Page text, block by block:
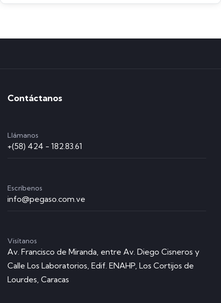
Contáctanos
Llámanos
+(58) 424 - 182.83.61
Escríbenos
info@pegaso.com.ve
Visítanos
Av. Francisco de Miranda, entre Av. Diego Cisneros y
Calle Los Laboratorios, Edif. ENAHP, Los Cortijos de
Lourdes, Caracas